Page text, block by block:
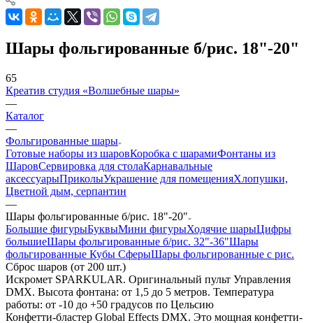
Шары фольгированные б/рис. 18"-20"
65
Креатив студия «Волшебные шары»
—
Каталог
—
Фольгированные шары
Готовые наборы из шаровКоробка с шарамиФонтаны из
ШаровСервировка для столаКарнавальные
аксессуарыПриколыУкрашение для помещенияХлопушки,
Цветной дым, серпантин
—
Шары фольгированные б/рис. 18"-20"
Большие фигурыБуквыМини фигурыХодячие шарыЦифры
большиеШары фольгированные б/рис. 32"-36"Шары
фольгированные Кубы СферыШары фольгированные с рис.
Сброс шаров (от 200 шт.)
Искромет SPARKULAR. Оригинальный пульт Управления
DMX. Высота фонтана: от 1,5 до 5 метров. Температура
работы: от -10 до +50 градусов по Цельсию
Конфетти-бластер Global Effects DMX. Это мощная конфетти-